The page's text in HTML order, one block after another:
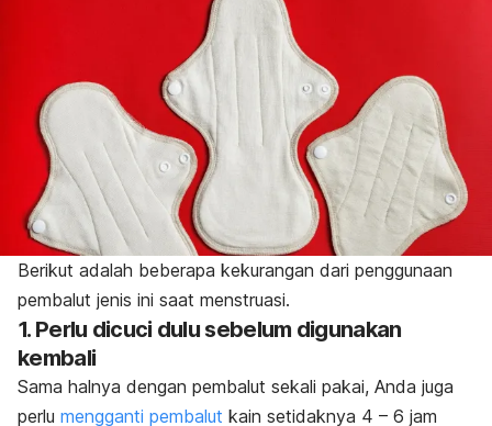
Berikut adalah beberapa kekurangan dari penggunaan
pembalut jenis ini saat menstruasi.
1. Perlu dicuci dulu sebelum digunakan
kembali
Sama halnya dengan pembalut sekali pakai, Anda juga
perlu mengganti pembalut kain setidaknya 4 – 6 jam